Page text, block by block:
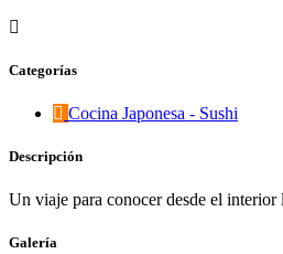
Categorías
Cocina Japonesa - Sushi
Descripción
Un viaje para conocer desde el interior
Galería